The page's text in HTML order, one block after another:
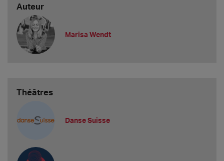
Auteur
Marisa Wendt
Théâtres
Danse Suisse